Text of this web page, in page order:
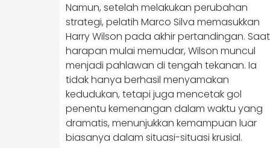
Namun, setelah melakukan perubahan
strategi, pelatih Marco Silva memasukkan
Harry Wilson pada akhir pertandingan. Saat
harapan mulai memudar, Wilson muncul
menjadi pahlawan di tengah tekanan. ​Ia
tidak hanya berhasil menyamakan
kedudukan, tetapi juga mencetak gol
penentu kemenangan dalam waktu yang
dramatis, menunjukkan kemampuan luar
biasanya dalam situasi-situasi krusial.​